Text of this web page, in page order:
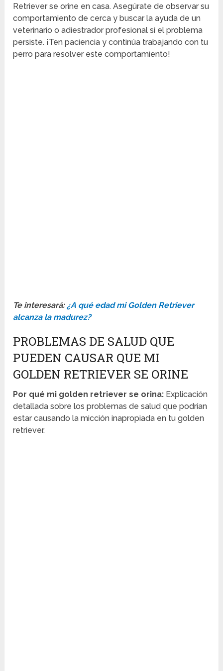
Retriever se orine en casa. Asegúrate de observar su
comportamiento de cerca y buscar la ayuda de un
veterinario o adiestrador profesional si el problema
persiste. ¡Ten paciencia y continúa trabajando con tu
perro para resolver este comportamiento!
Te interesará:¿A qué edad mi Golden Retriever
alcanza la madurez?
PROBLEMAS DE SALUD QUE
PUEDEN CAUSAR QUE MI
GOLDEN RETRIEVER SE ORINE
Por qué mi golden retriever se orina: Explicación
detallada sobre los problemas de salud que podrían
estar causando la micción inapropiada en tu golden
retriever.